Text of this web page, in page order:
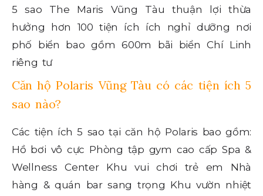
5 sao The Maris Vũng Tàu thuận lợi thừa
hưởng hơn 100 tiện ích ích nghỉ dưỡng nơi
phố biển bao gồm 600m bãi biển Chí Linh
riêng tư
Căn hộ Polaris Vũng Tàu có các tiện ích 5
sao nào?
Các tiện ích 5 sao tại căn hộ Polaris bao gồm:
Hồ bơi vô cực Phòng tập gym cao cấp Spa &
Wellness Center Khu vui chơi trẻ em Nhà
hàng & quán bar sang trọng Khu vườn nhiệt